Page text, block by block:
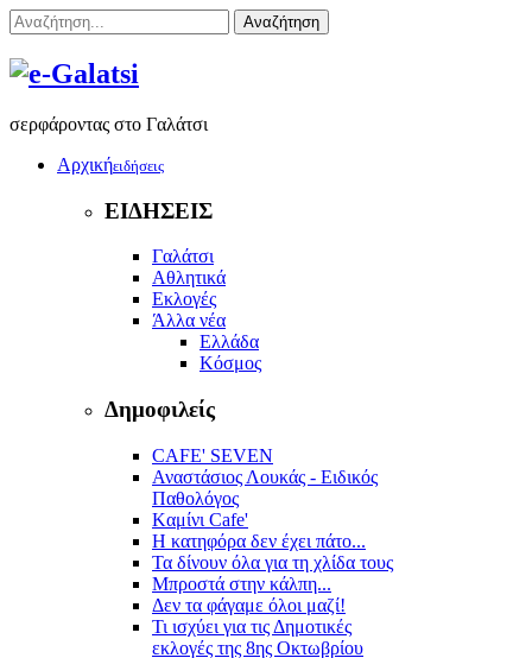
Αναζήτηση
σερφάροντας στο Γαλάτσι
Αρχικήειδήσεις
ΕΙΔΗΣΕΙΣ
Γαλάτσι
Αθλητικά
Εκλογές
Άλλα νέα
Ελλάδα
Κόσμος
Δημοφιλείς
CAFE' SEVEN
Αναστάσιος Λουκάς - Ειδικός
Παθολόγος
Kαμίνι Cafe'
Η κατηφόρα δεν έχει πάτο...
Τα δίνουν όλα για τη χλίδα τους
Μπροστά στην κάλπη...
Δεν τα φάγαμε όλοι μαζί!
Τι ισχύει για τις Δημοτικές
εκλογές της 8ης Οκτωβρίου